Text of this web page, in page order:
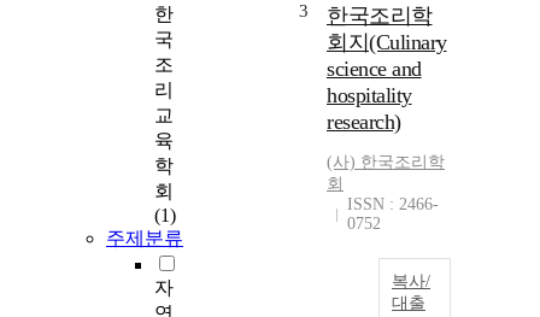
한
국
조
리
교
육
학
회
(1)
주제분류
자
3
한국조리학
회지(Culinary
science and
hospitality
research)
(사) 한국조리학
회
ISSN : 2466-
0752
복사/
대출